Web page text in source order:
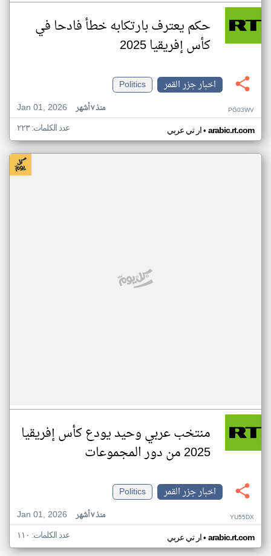
حكم يعترف بارتكابه خطأ فادحا في
كأس إفريقيا 2025
اخبار جزر القمر
Politics
Jan 01, 2026
منذ ٧ أشهر PG03WV
ار تي عربي• arabic.rt.com عدد الكلمات: ٢٢٣
منتخب عربي وحيد يودع كأس إفريقيا
2025 من دور المجموعات
اخبار جزر القمر
Politics
Jan 01, 2026
منذ ٧ أشهر YU55DX
ار تي عربي• arabic.rt.com عدد الكلمات: ١١٠